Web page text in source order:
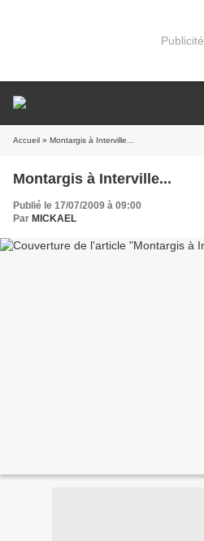
Publicité
Accueil » Montargis à Interville...
Montargis à Interville...
Publié le 17/07/2009 à 09:00
Par MICKAEL